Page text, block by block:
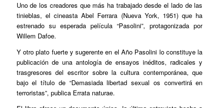
Uno de los creadores que más ha trabajado desde el lado de las
tinieblas, el cineasta Abel Ferrara (Nueva York, 1951) que ha
estrenado su esperada película “Pasolini”, protagonizada por
Willem Dafoe.
Y otro plato fuerte y sugerente en el Año Pasolini lo constituye la
publicación de una antología de ensayos inéditos, radicales y
trasgresores del escritor sobre la cultura contemporánea, que
bajo el título de “Demasiada libertad sexual os convertirá en
terroristas”, publica Errata naturae.